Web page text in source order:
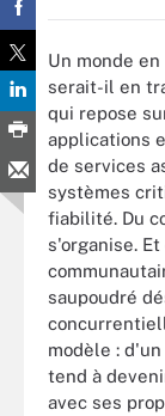
Un monde
serait-il en
qui repose
applications
de services
systèmes
fiabilité. Du
s'organise.
saupoudré
modèle :
tend à
avec ses